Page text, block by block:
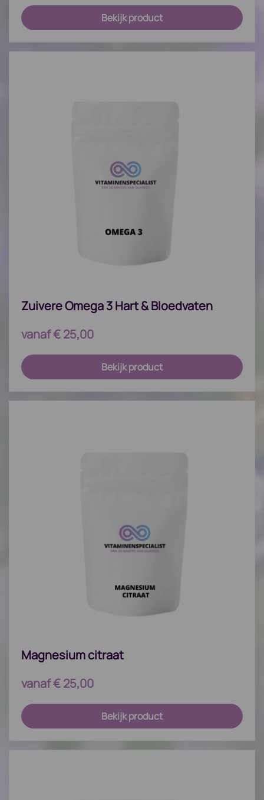
Bekijk product
Zuivere Omega 3 Hart & Bloedvaten
vanaf€25,00
Bekijk product
Magnesium citraat
vanaf€25,00
Bekijk product